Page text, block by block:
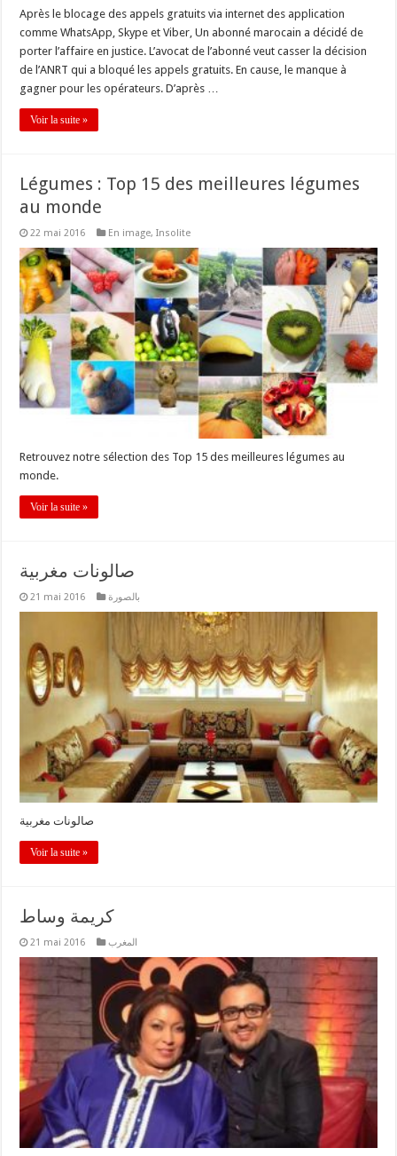
Après le blocage des appels gratuits via internet des application
comme WhatsApp, Skype et Viber, Un abonné marocain a décidé de
porter l’affaire en justice. L’avocat de l’abonné veut casser la décision
de l’ANRT qui a bloqué les appels gratuits. En cause, le manque à
gagner pour les opérateurs. D’après …
Voir la suite »
Légumes : Top 15 des meilleures légumes
au monde
22 mai 2016 En image,Insolite
Retrouvez notre sélection des Top 15 des meilleures légumes au
monde.
Voir la suite »
صالونات مغربية
21 mai 2016 بالصورة
Voir la suite »
كريمة وساط
21 mai 2016 المغرب